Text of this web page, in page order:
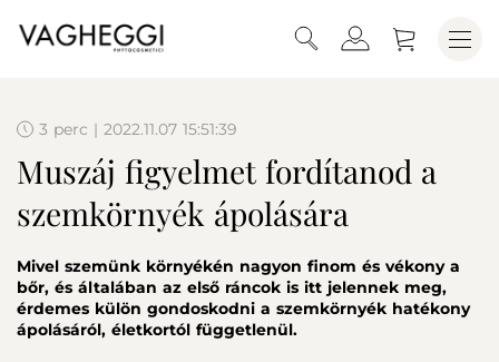
3 perc | 2022.11.07 15:51:39
Muszáj figyelmet fordítanod a
szemkörnyék ápolására
Mivel szemünk környékén nagyon finom és vékony a
bőr, és általában az első ráncok is itt jelennek meg,
érdemes külön gondoskodni a szemkörnyék hatékony
ápolásáról, életkortól függetlenül.